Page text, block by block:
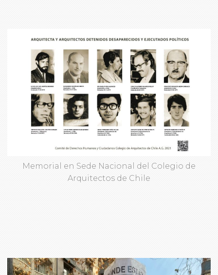
Memorial en Sede Nacional del Colegio de
Arquitectos de Chile